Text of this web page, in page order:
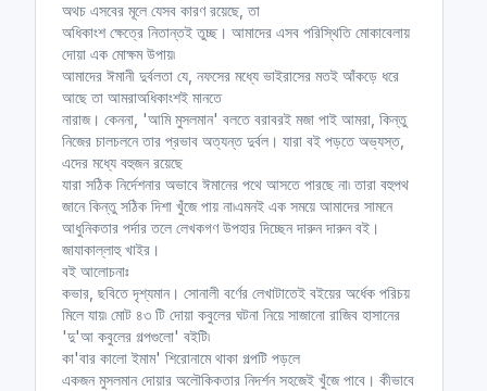
অথচ এসবের মূলে যেসব কারণ রয়েছে, তা
অধিকাংশ ক্ষেত্রে নিতান্তই তুচ্ছ। আমাদের এসব পরিস্থিতি মোকাবেলায়
দোয়া এক মোক্ষম উপায়৷
আমাদের ঈমানী দুর্বলতা যে, নফসের মধ্যে ভাইরাসের মতই আঁকড়ে ধরে
আছে তা আমরাঅধিকাংশই মানতে
নারাজ। কেননা, 'আমি মুসলমান' বলতে বরাবরই মজা পাই আমরা, কিন্তু
নিজের চালচলনে তার প্রভাব অত্যন্ত দুর্বল। যারা বই পড়তে অভ্যস্ত,
এদের মধ্যে বহুজন রয়েছে
যারা সঠিক নির্দেশনার অভাবে ঈমানের পথে আসতে পারছে না৷ তারা বহুপথ
জানে কিন্তু সঠিক দিশা খুঁজে পায় না৷এমনই এক সময়ে আমাদের সামনে
আধুনিকতার পর্দার তলে লেখকগণ উপহার দিচ্ছেন দারুন দারুন বই।
জাযাকাল্লাহু খাইর।
বই আলোচনাঃ
কভার, ছবিতে দৃশ্যমান। সোনালী বর্ণের লেখাটাতেই বইয়ের অর্ধেক পরিচয়
মিলে যায়৷ মোট ৪৩ টি দোয়া কবুলের ঘটনা নিয়ে সাজানো রাজিব হাসানের
'দু'আ কবুলের গল্পগুলো' বইটি৷
কা'বার কালো ইমাম' শিরোনামে থাকা গল্পটি পড়লে
একজন মুসলমান দোয়ার অলৌকিকতার নিদর্শন সহজেই খুঁজে পাবে। কীভাবে